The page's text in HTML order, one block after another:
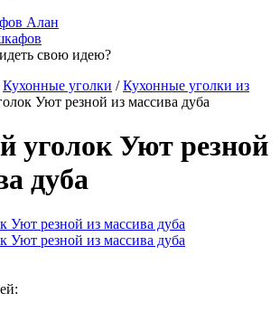
Кухонные уголки / Кухонные уголки из
Уют резной из массива дуба
уголок Уют резной
дуба